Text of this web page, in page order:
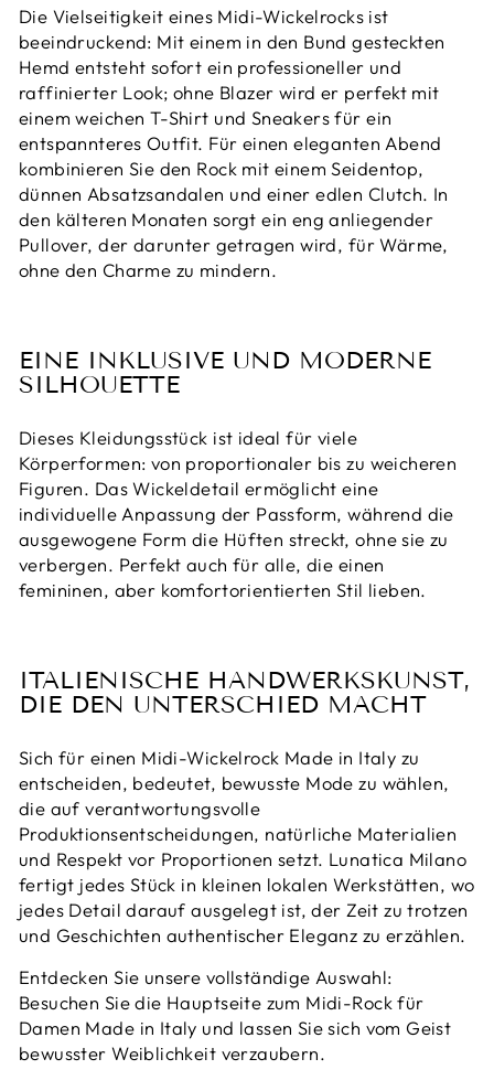
Die Vielseitigkeit eines Midi-Wickelrocks ist
beeindruckend: Mit einem in den Bund gesteckten
Hemd entsteht sofort ein professioneller und
raffinierter Look; ohne Blazer wird er perfekt mit
einem weichen T-Shirt und Sneakers für ein
entspannteres Outfit. Für einen eleganten Abend
kombinieren Sie den Rock mit einem Seidentop,
dünnen Absatzsandalen und einer edlen Clutch. In
den kälteren Monaten sorgt ein eng anliegender
Pullover, der darunter getragen wird, für Wärme,
ohne den Charme zu mindern.
EINE INKLUSIVE UND MODERNE
SILHOUETTE
Dieses Kleidungsstück ist ideal für viele
Körperformen: von proportionaler bis zu weicheren
Figuren. Das Wickeldetail ermöglicht eine
individuelle Anpassung der Passform, während die
ausgewogene Form die Hüften streckt, ohne sie zu
verbergen. Perfekt auch für alle, die einen
femininen, aber komfortorientierten Stil lieben.
ITALIENISCHE HANDWERKSKUNST,
DIE DEN UNTERSCHIED MACHT
Sich für einen Midi-Wickelrock Made in Italy zu
entscheiden, bedeutet, bewusste Mode zu wählen,
die auf verantwortungsvolle
Produktionsentscheidungen, natürliche Materialien
und Respekt vor Proportionen setzt. Lunatica Milano
fertigt jedes Stück in kleinen lokalen Werkstätten, wo
jedes Detail darauf ausgelegt ist, der Zeit zu trotzen
und Geschichten authentischer Eleganz zu erzählen.
Entdecken Sie unsere vollständige Auswahl:
Besuchen Sie die Hauptseite zum Midi-Rock für
Damen Made in Italy und lassen Sie sich vom Geist
bewusster Weiblichkeit verzaubern.